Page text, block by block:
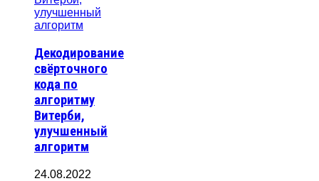
Декодирование
свёрточного
кода по
алгоритму
Витерби,
улучшенный
алгоритм
24.08.2022